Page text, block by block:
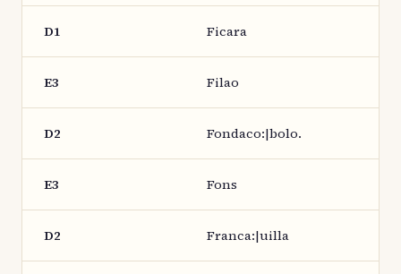
D1 Ficara
E3 Filao
D2 Fondaco:|bolo.
E3 Fons
D2 Franca:|uilla